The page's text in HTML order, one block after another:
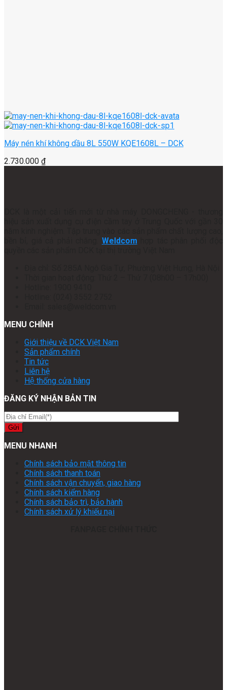
Máy nén khí không dầu 8L 550W KQE1608L – DCK
2.730.000 ₫
Weldcom
MENU CHÍNH
Giới thiệu về DCK Việt Nam
Sản phẩm chính
Tin tức
Liên hệ
Hệ thống cửa hàng
ĐĂNG KÝ NHẬN BẢN TIN
MENU NHANH
Chính sách bảo mật thông tin
Chính sách thanh toán
Chính sách vận chuyển, giao hàng
Chính sách kiểm hàng
Chính sách bảo trì, bảo hành
Chính sách xử lý khiếu nại